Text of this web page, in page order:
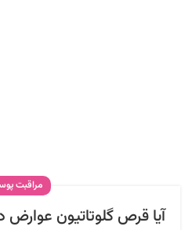
مراقبت
آیا قرص گلوتاتیون عوارض